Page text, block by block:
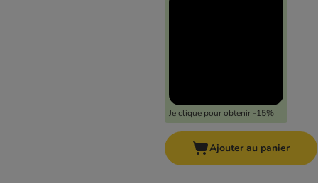
Je clique pour obtenir -15%
Ajouter au panier